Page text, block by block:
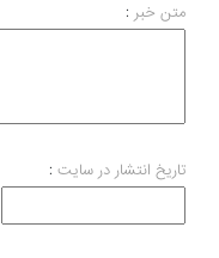
متن خبر:
تاریخ انتشار در سایت: